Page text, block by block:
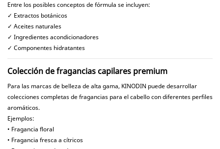
Entre los posibles conceptos de fórmula se incluyen:
✓ Extractos botánicos
✓ Aceites naturales
✓ Ingredientes acondicionadores
✓ Componentes hidratantes
Colección de fragancias capilares premium
Para las marcas de belleza de alta gama, KINODIN puede desarrollar
colecciones completas de fragancias para el cabello con diferentes perfiles
aromáticos.
Ejemplos:
• Fragancia floral
• Fragancia fresca a cítricos